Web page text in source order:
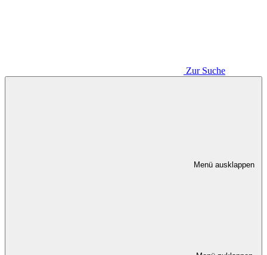
Zur Suche
Menü ausklappen